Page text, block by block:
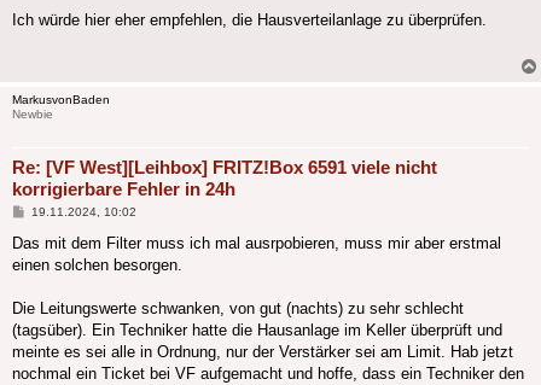
Ich würde hier eher empfehlen, die Hausverteilanlage zu überprüfen.
MarkusvonBaden
Newbie
Re: [VF West][Leihbox] FRITZ!Box 6591 viele nicht
korrigierbare Fehler in 24h
Beitrag
19.11.2024, 10:02
Das mit dem Filter muss ich mal ausrpobieren, muss mir aber erstmal
einen solchen besorgen.
Die Leitungswerte schwanken, von gut (nachts) zu sehr schlecht
(tagsüber). Ein Techniker hatte die Hausanlage im Keller überprüft und
meinte es sei alle in Ordnung, nur der Verstärker sei am Limit. Hab jetzt
nochmal ein Ticket bei VF aufgemacht und hoffe, dass ein Techniker den